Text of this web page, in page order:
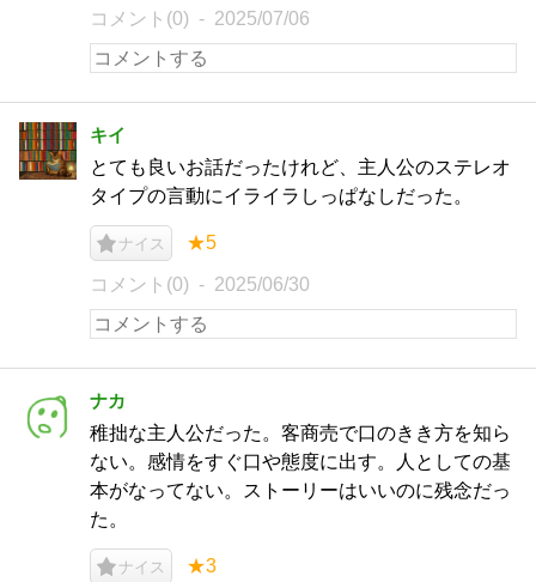
コメント(0) 2025/07/06
キイ
とても良いお話だったけれど、主人公のステレオ
タイプの言動にイライラしっぱなしだった。
ナイス ★5
コメント(0) 2025/06/30
ナカ
稚拙な主人公だった。客商売で口のきき方を知ら
ない。感情をすぐ口や態度に出す。人としての基
本がなってない。ストーリーはいいのに残念だっ
た。
ナイス ★3